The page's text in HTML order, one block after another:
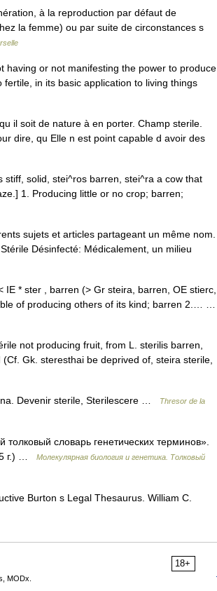
à la reproduction par défaut de
la femme) ou par suite de circonstances s
or not manifesting the power to produce
in its basic application to living things
il soit de nature à en porter. Champ sterile.
dire, qu Elle n est point capable d avoir des
solid, stei^ros barren, stei^ra a cow that
1. Producing little or no crop; barren;
sujets et articles partageant un même nom.
Désinfecté: Médicalement, un milieu
IE * ster , barren (> Gr steira, barren, OE stierc,
of producing others of its kind; barren 2.… …
not producing fruit, from L. sterilis barren,
Gk. steresthai be deprived of, steira sterile,
Devenir sterile, Sterilescere …
Thresor de la
словарь генетических терминов».
г.) …
Молекулярная биология и генетика. Толковый
Burton s Legal Thesaurus. William C.
18+
MODx.